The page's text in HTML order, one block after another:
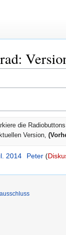
die
Version,
2014 Peter